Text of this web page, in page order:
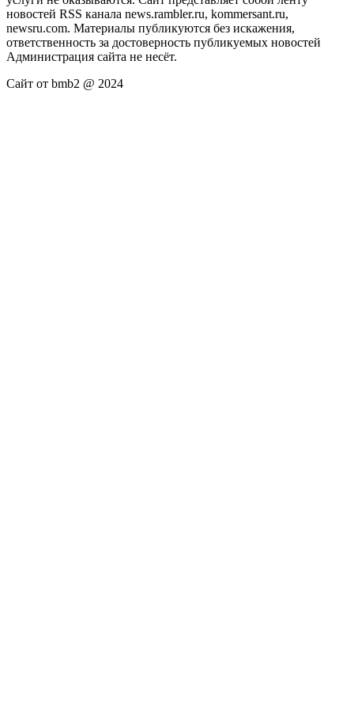
новостей RSS канала news.rambler.ru, kommersant.ru,
newsru.com. Материалы публикуются без искажения,
ответственность за достоверность публикуемых новостей
Администрация сайта не несёт.
Сайт от bmb2 @ 2024